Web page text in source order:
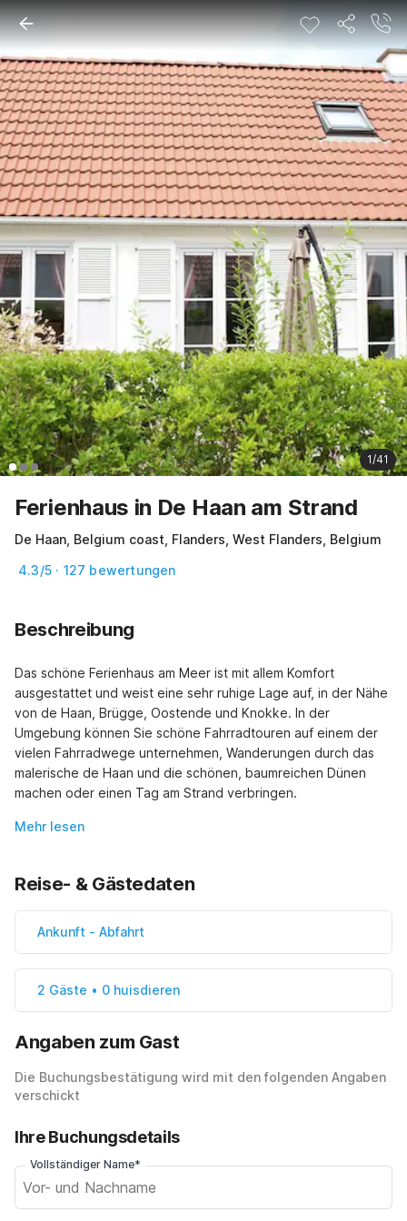
1/41
Ferienhaus in De Haan am Strand
De Haan, Belgium coast, Flanders, West Flanders, Belgium
4.3/5 · 127 bewertungen
Beschreibung
Das schöne Ferienhaus am Meer ist mit allem Komfort
ausgestattet und weist eine sehr ruhige Lage auf, in der Nähe
von de Haan, Brügge, Oostende und Knokke. In der
Umgebung können Sie schöne Fahrradtouren auf einem der
vielen Fahrradwege unternehmen, Wanderungen durch das
malerische de Haan und die schönen, baumreichen Dünen
machen oder einen Tag am Strand verbringen.
Mehr lesen
Reise- & Gästedaten
Ankunft - Abfahrt
2 Gäste • 0 huisdieren
Angaben zum Gast
Die Buchungsbestätigung wird mit den folgenden Angaben
verschickt
Ihre Buchungsdetails
Vollständiger Name*